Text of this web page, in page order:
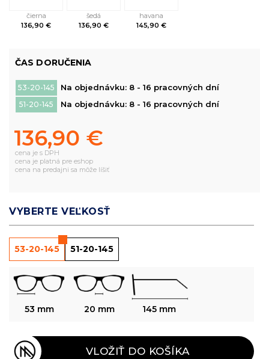
čierna
136,90 €
šedá
136,90 €
havana
145,90 €
ČAS DORUČENIA
53-20-145 Na objednávku: 8 - 16 pracovných dní
51-20-145 Na objednávku: 8 - 16 pracovných dní
136,90 €
cena je s DPH
cena je platná pre eshop
cena na predajni sa môže líšiť
VYBERTE VEĽKOSŤ
53-20-145 51-20-145
53 mm 20 mm 145 mm
VLOŽIŤ DO KOŠÍKA